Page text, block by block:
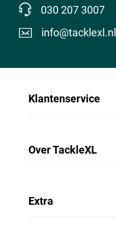
030 207 3007
info@tacklexl.nl
Klantenservice
Over TackleXL
Extra